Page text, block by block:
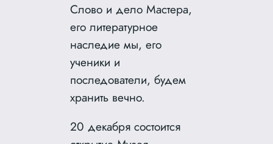
Слово и дело Мастера,
его литературное
наследие мы, его
ученики и
последователи, будем
хранить вечно.
20 декабря состоится